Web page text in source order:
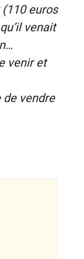
euros
venait
venir et
vendre